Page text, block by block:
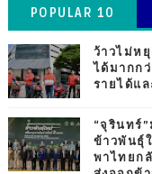
POPULAR 10
ว้าวไม่ห
ได้มากก
รายได้แ
“จุรินทร์
ข้าวพันธุ์
พาไทยก